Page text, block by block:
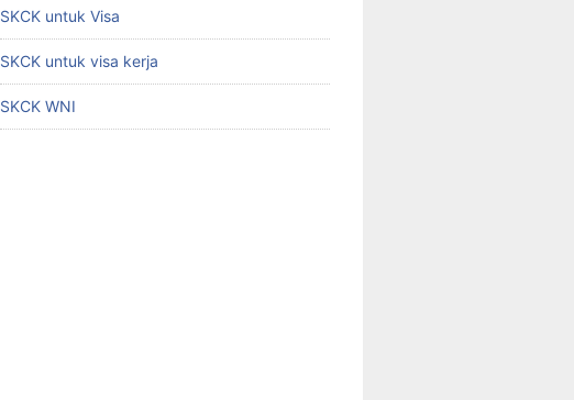
SKCK untuk Visa
SKCK untuk visa kerja
SKCK WNI